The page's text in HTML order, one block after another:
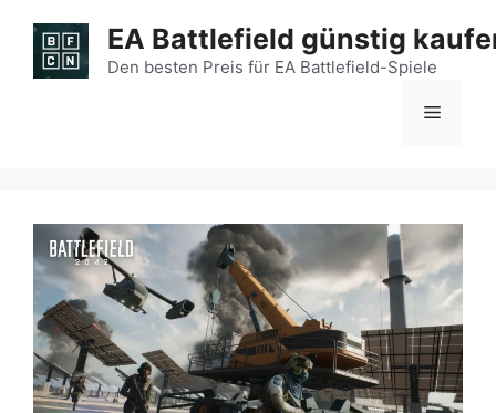
Inhalt
springen
EA Battlefield günstig
Den besten Preis für EA Battlefield-Spiele
Menü